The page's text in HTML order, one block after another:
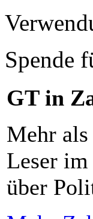
Spende
GT in
Mehr
Leser
über